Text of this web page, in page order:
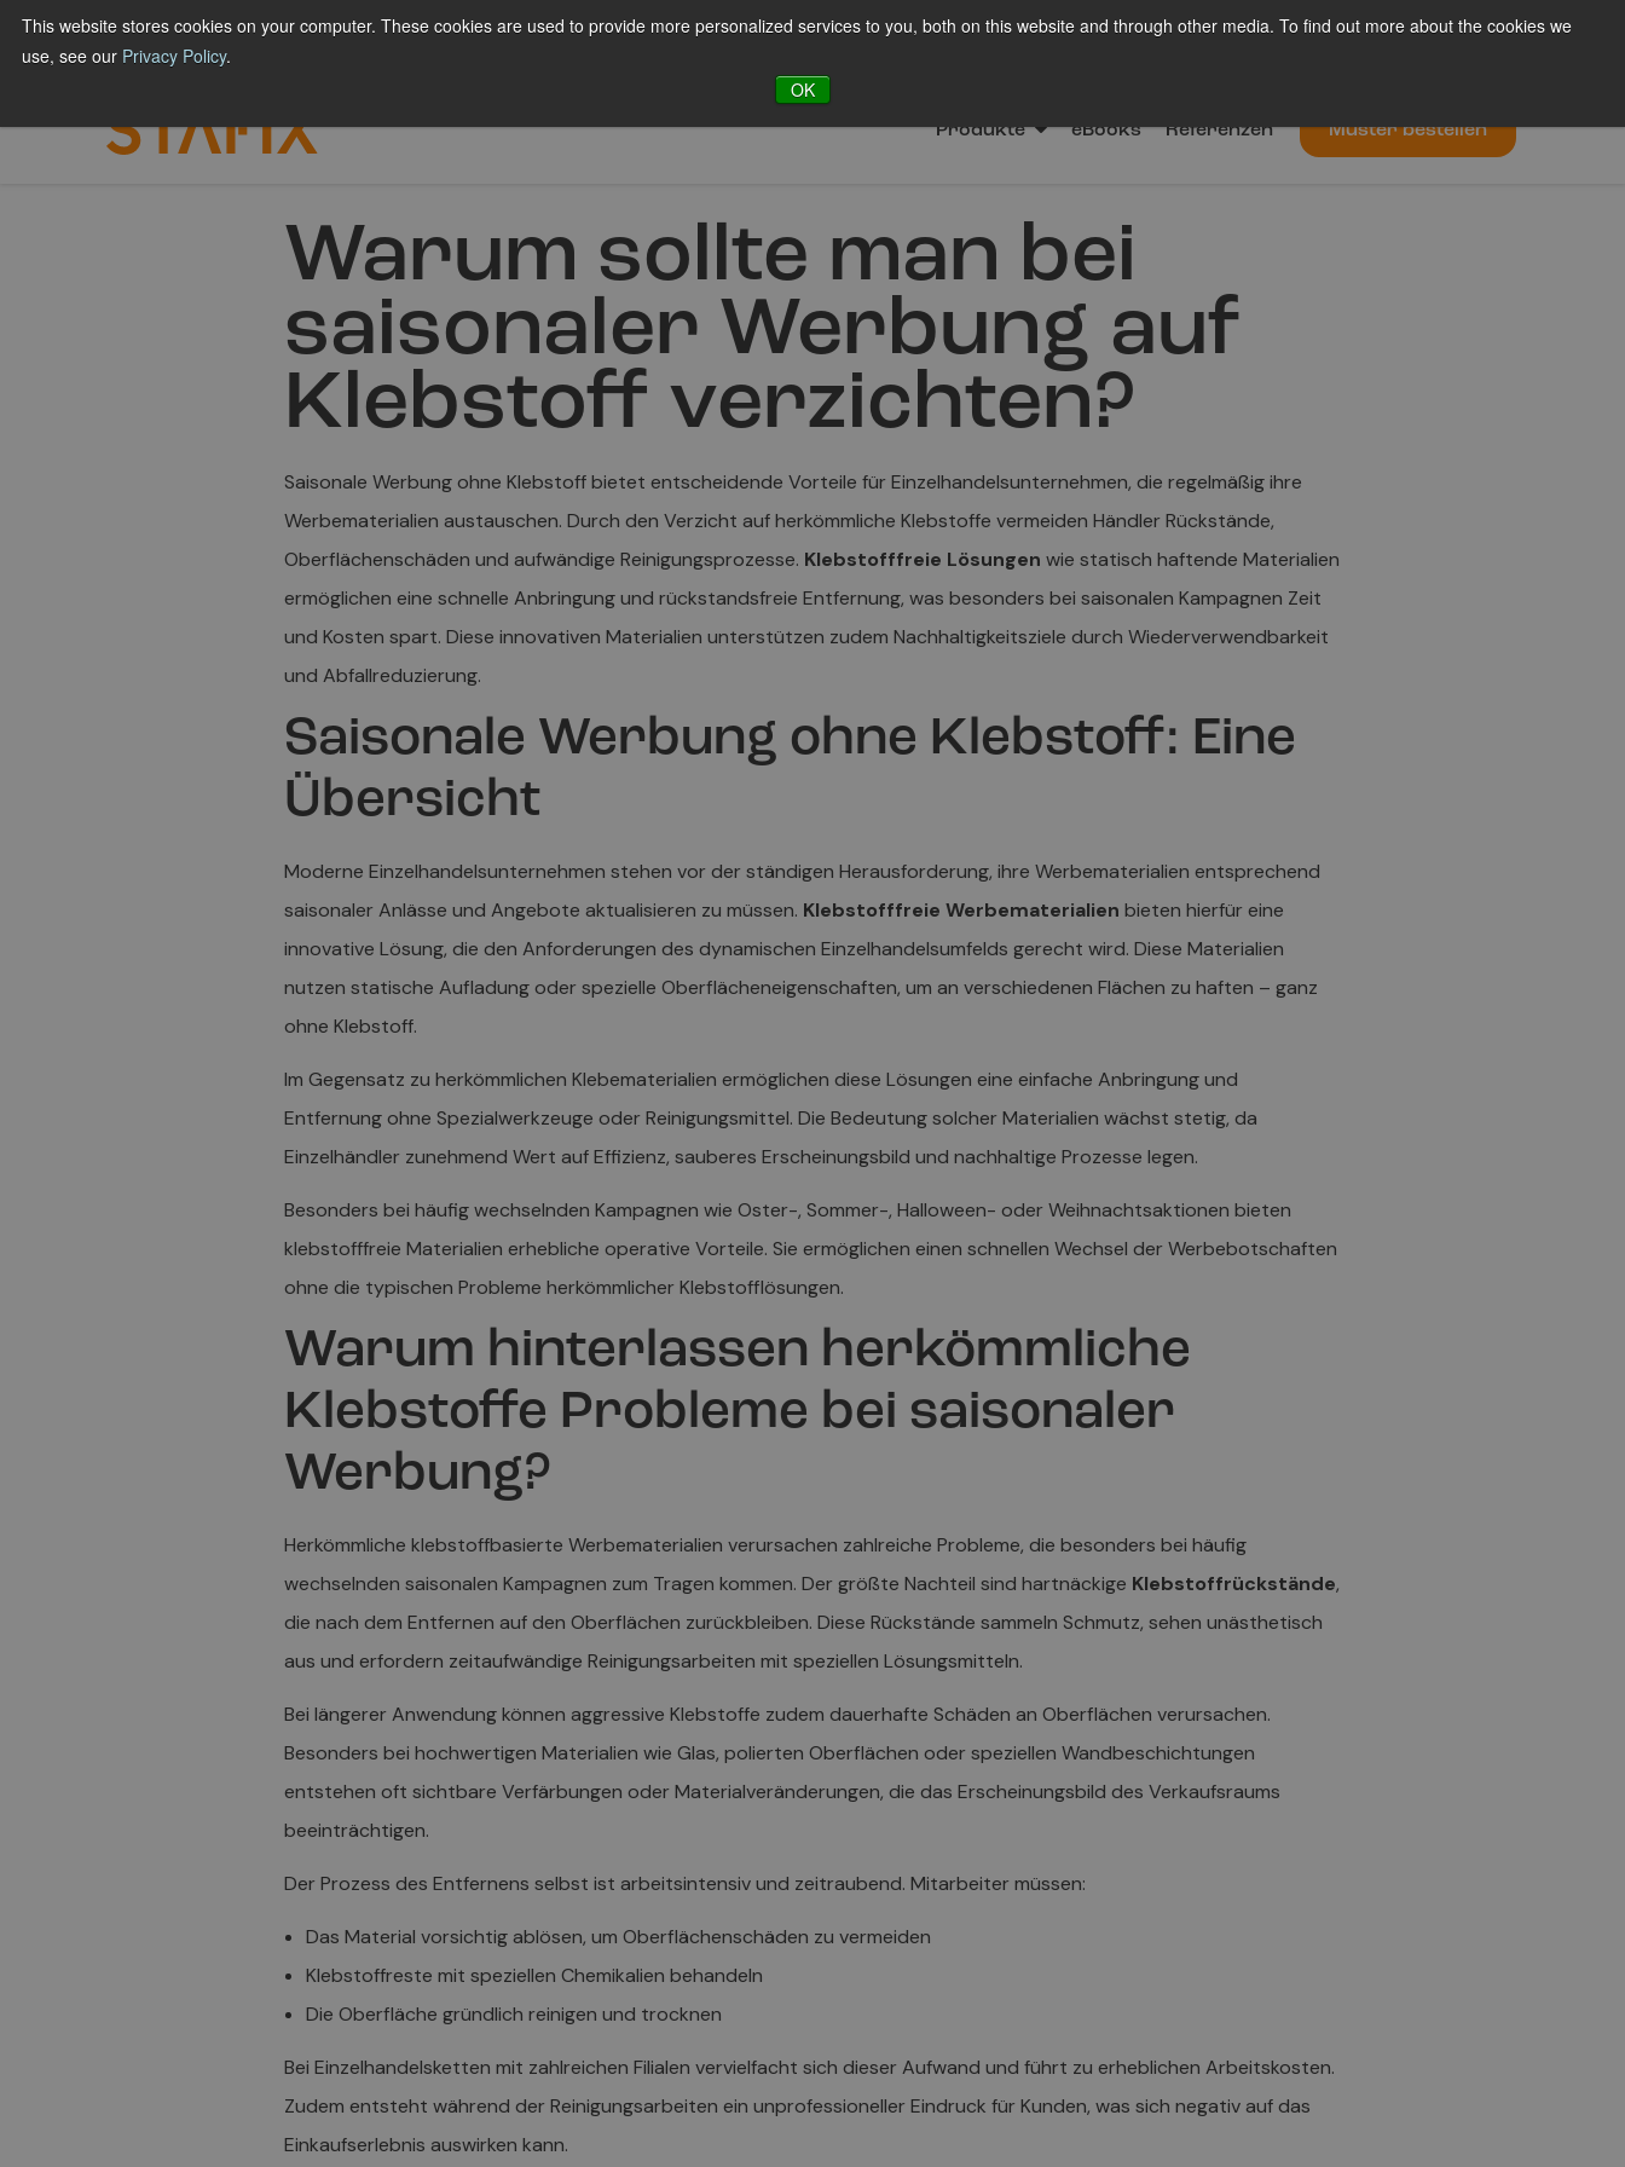
This website stores cookies on your computer. These cookies are used to provide more personalized services to you, both on this website and through other media. To find out more about the cookies we
use, see our Privacy Policy.
OK
Hyppää
sisältöön
FÜR DRUCKEREIEN FÜR MARKEN & GESCHÄFTE Blog Über uns Kontakt De
Produkte eBooks Referenzen Muster bestellen
Warum sollte man bei
saisonaler Werbung auf
Klebstoff verzichten?
Saisonale Werbung ohne Klebstoff bietet entscheidende Vorteile für Einzelhandelsunternehmen, die regelmäßig ihre
Werbematerialien austauschen. Durch den Verzicht auf herkömmliche Klebstoffe vermeiden Händler Rückstände,
Oberflächenschäden und aufwändige Reinigungsprozesse. Klebstofffreie Lösungen wie statisch haftende Materialien
ermöglichen eine schnelle Anbringung und rückstandsfreie Entfernung, was besonders bei saisonalen Kampagnen Zeit
und Kosten spart. Diese innovativen Materialien unterstützen zudem Nachhaltigkeitsziele durch Wiederverwendbarkeit
und Abfallreduzierung.
Saisonale Werbung ohne Klebstoff: Eine
Übersicht
Moderne Einzelhandelsunternehmen stehen vor der ständigen Herausforderung, ihre Werbematerialien entsprechend
saisonaler Anlässe und Angebote aktualisieren zu müssen. Klebstofffreie Werbematerialien bieten hierfür eine
innovative Lösung, die den Anforderungen des dynamischen Einzelhandelsumfelds gerecht wird. Diese Materialien
nutzen statische Aufladung oder spezielle Oberflächeneigenschaften, um an verschiedenen Flächen zu haften – ganz
ohne Klebstoff.
Im Gegensatz zu herkömmlichen Klebematerialien ermöglichen diese Lösungen eine einfache Anbringung und
Entfernung ohne Spezialwerkzeuge oder Reinigungsmittel. Die Bedeutung solcher Materialien wächst stetig, da
Einzelhändler zunehmend Wert auf Effizienz, sauberes Erscheinungsbild und nachhaltige Prozesse legen.
Besonders bei häufig wechselnden Kampagnen wie Oster-, Sommer-, Halloween- oder Weihnachtsaktionen bieten
klebstofffreie Materialien erhebliche operative Vorteile. Sie ermöglichen einen schnellen Wechsel der Werbebotschaften
ohne die typischen Probleme herkömmlicher Klebstofflösungen.
Warum hinterlassen herkömmliche
Klebstoffe Probleme bei saisonaler
Werbung?
Herkömmliche klebstoffbasierte Werbematerialien verursachen zahlreiche Probleme, die besonders bei häufig
wechselnden saisonalen Kampagnen zum Tragen kommen. Der größte Nachteil sind hartnäckige Klebstoffrückstände,
die nach dem Entfernen auf den Oberflächen zurückbleiben. Diese Rückstände sammeln Schmutz, sehen unästhetisch
aus und erfordern zeitaufwändige Reinigungsarbeiten mit speziellen Lösungsmitteln.
Bei längerer Anwendung können aggressive Klebstoffe zudem dauerhafte Schäden an Oberflächen verursachen.
Besonders bei hochwertigen Materialien wie Glas, polierten Oberflächen oder speziellen Wandbeschichtungen
entstehen oft sichtbare Verfärbungen oder Materialveränderungen, die das Erscheinungsbild des Verkaufsraums
beeinträchtigen.
Der Prozess des Entfernens selbst ist arbeitsintensiv und zeitraubend. Mitarbeiter müssen:
Das Material vorsichtig ablösen, um Oberflächenschäden zu vermeiden
Klebstoffreste mit speziellen Chemikalien behandeln
Die Oberfläche gründlich reinigen und trocknen
Bei Einzelhandelsketten mit zahlreichen Filialen vervielfacht sich dieser Aufwand und führt zu erheblichen Arbeitskosten.
Zudem entsteht während der Reinigungsarbeiten ein unprofessioneller Eindruck für Kunden, was sich negativ auf das
Einkaufserlebnis auswirken kann.